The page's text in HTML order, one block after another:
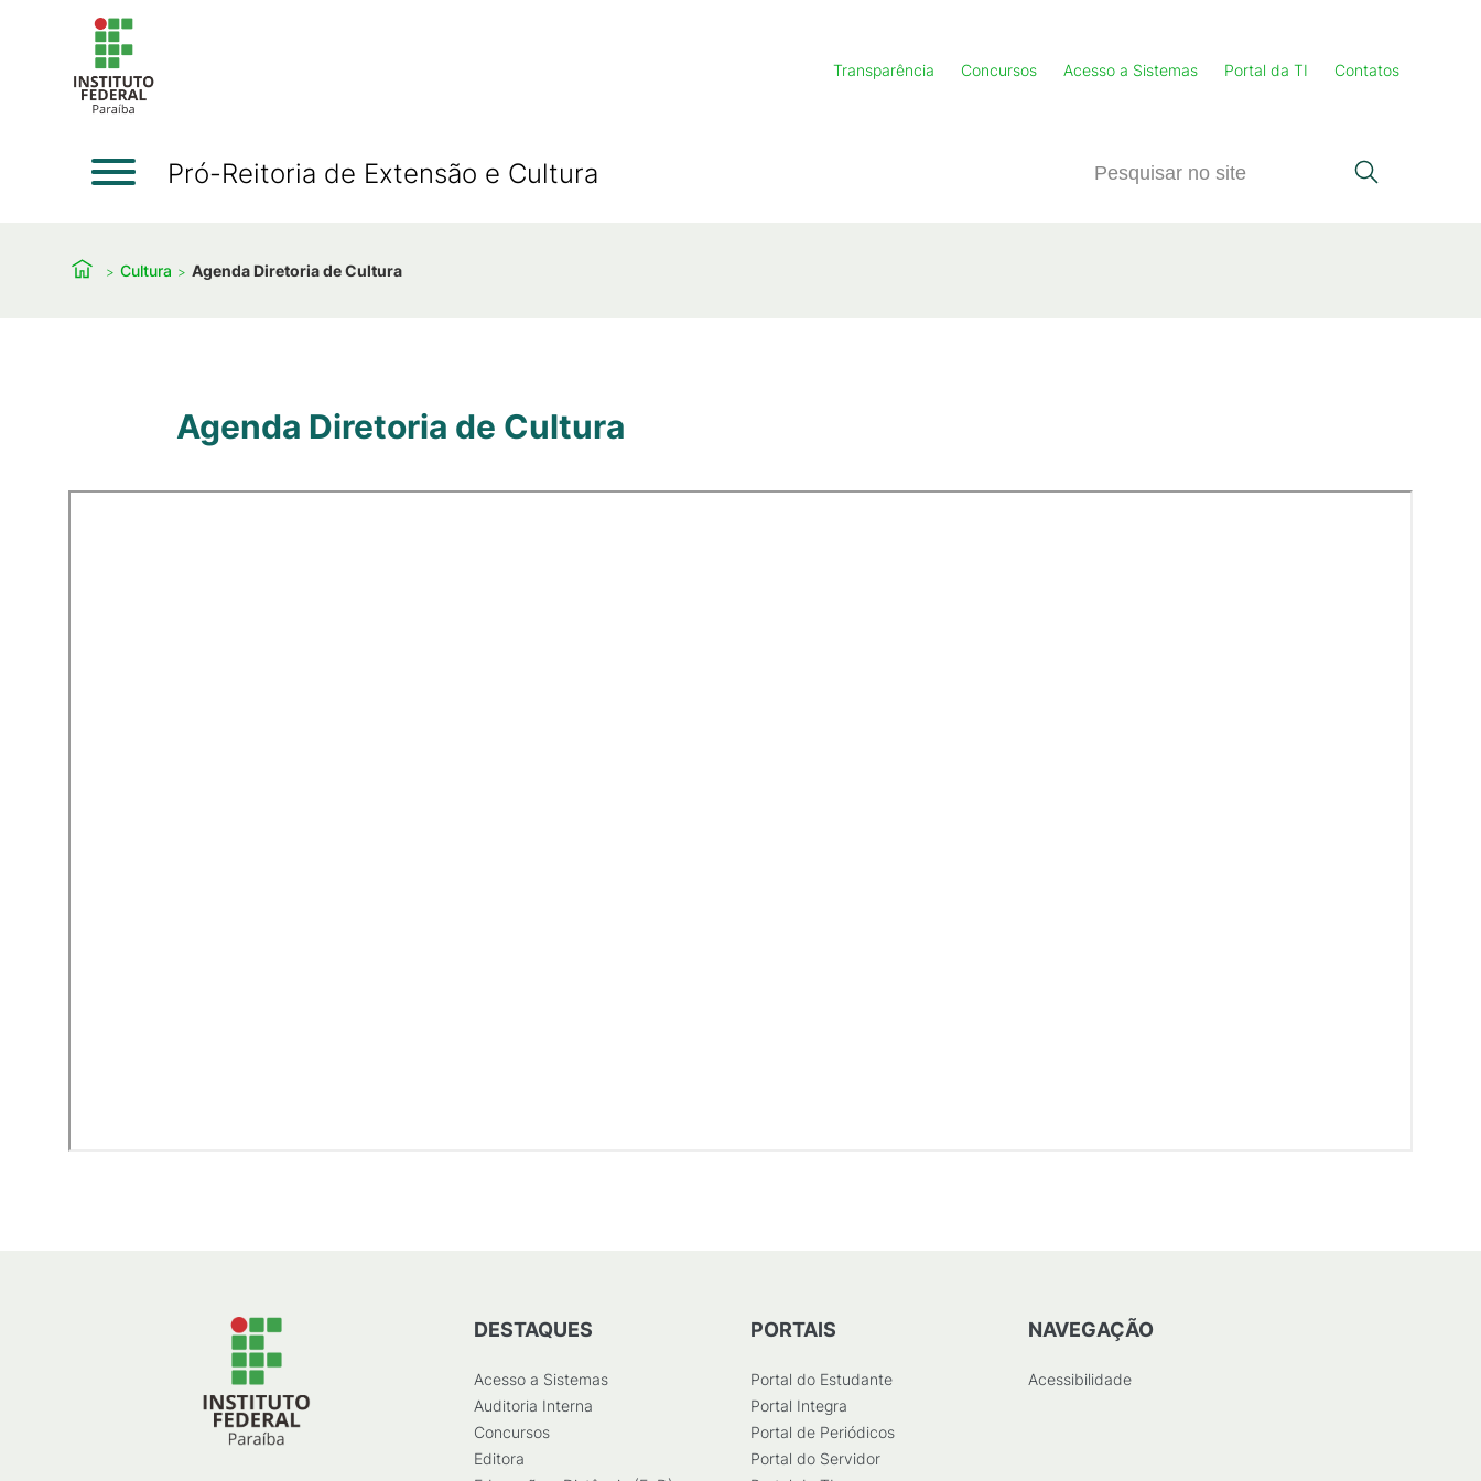
Transparência Concursos Acesso a Sistemas Portal da TI Contatos
Pró-Reitoria de Extensão e Cultura
Cultura Agenda Diretoria de Cultura
Agenda Diretoria de Cultura
DESTAQUES
Acesso a Sistemas
Auditoria Interna
Concursos
Editora
PORTAIS
Portal do Estudante
Portal Integra
Portal de Periódicos
Portal do Servidor
NAVEGAÇÃO
Acessibilidade